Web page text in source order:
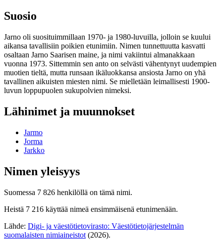
Suosio
Jarno oli suosituimmillaan 1970- ja 1980-luvuilla, jolloin se kuului
aikansa tavallisiin poikien etunimiin. Nimen tunnettuutta kasvatti
osaltaan Jarno Saarisen maine, ja nimi vakiintui almanakkaan
vuonna 1973. Sittemmin sen anto on selvästi vähentynyt uudempien
muotien tieltä, mutta runsaan ikäluokkansa ansiosta Jarno on yhä
tavallinen aikuisten miesten nimi. Se mielletään leimallisesti 1900-
luvun loppupuolen sukupolvien nimeksi.
Lähinimet ja muunnokset
Jarmo
Jorma
Jarkko
Nimen yleisyys
Suomessa 7 826 henkilöllä on tämä nimi.
Heistä 7 216 käyttää nimeä ensimmäisenä etunimenään.
Lähde: Digi- ja väestötietovirasto: Väestötietojärjestelmän
suomalaisten nimiaineistot (2026).